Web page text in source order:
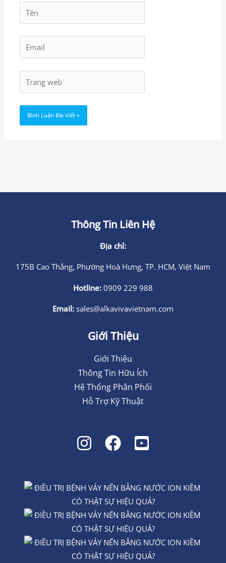
Email
web
Thông Tin Liên Hệ
Địa chỉ:
175B Cao Thắng, Phường Hoà Hưng, TP. HCM, Việt Nam
Hotline: 0909 229 988
Email: sales@alkavivavietnam.com
Giới Thiệu
Giới Thiệu
Thông Tin Hữu Ích
Hệ Thống Phân Phối
Hỗ Trợ Kỹ Thuật